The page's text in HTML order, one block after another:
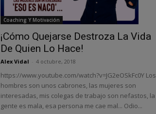
Coaching Y Motivación
¡Cómo Quejarse Destroza La Vida
De Quien Lo Hace!
Alex Vidal 4 octubre, 2018
https://www.youtube.com/watch?v=JG2eOSkFc0Y Los
hombres son unos cabrones, las mujeres son
interesadas, mis colegas de trabajo son nefastos, la
gente es mala, esa persona me cae mal... Odio...